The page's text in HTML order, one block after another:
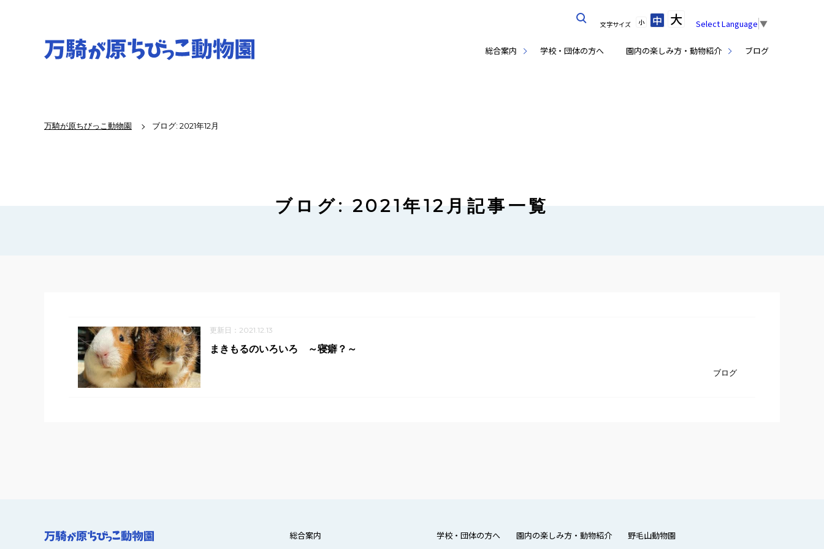
総合案内 学校・団体の方へ 園内の楽しみ方・動物紹介 ブログ
文字サイズ 小 中 大 Select Language ▼
万騎が原ちびっこ動物園 ブログ: 2021年12月
ブログ: 2021年12月記事一覧
更新日：2021.12.13
ブログ
まきもるのいろいろ ～寝癖？～
総合案内
学校・団体の方へ
園内の楽しみ方・動物紹介
野毛山動物園